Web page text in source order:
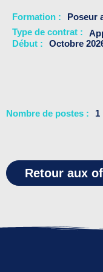
Formation
Poseur
Type de contrat :
Début
Octobre
Nombre de postes
1
Retour aux